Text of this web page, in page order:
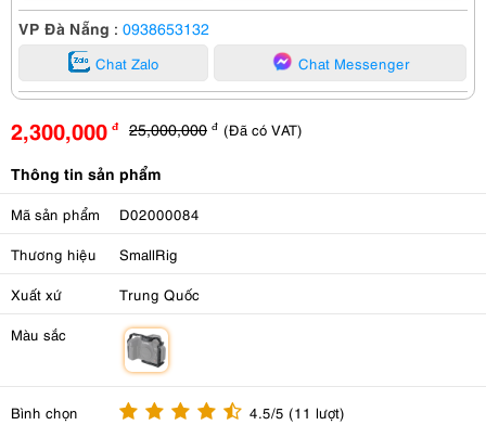
VP Đà Nẵng : 0938653132
Chat Zalo Chat Messenger
2,300,000 đ 25,000,000 đ (Đã có VAT)
Thông tin sản phẩm
Mã sản phẩm D02000084
Thương hiệu SmallRig
Xuất xứ Trung Quốc
Màu sắc
Bình chọn 4.5/5 (11 lượt)